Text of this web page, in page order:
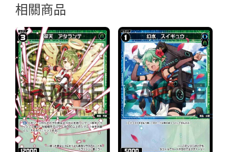
扉
ア
ト
＝
ノ
ル
「綠
色
分
身
ア
相關商品